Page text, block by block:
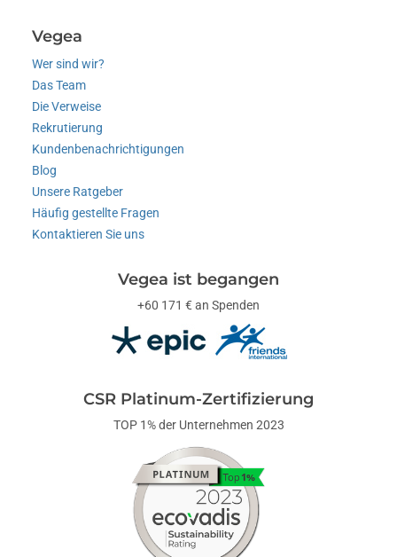
Vegea
Wer sind wir?
Das Team
Die Verweise
Rekrutierung
Kundenbenachrichtigungen
Blog
Unsere Ratgeber
Häufig gestellte Fragen
Kontaktieren Sie uns
Vegea ist begangen
+60 171 € an Spenden
CSR Platinum-Zertifizierung
TOP 1% der Unternehmen 2023